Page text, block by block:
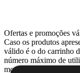
Ofertas e promoções
Caso os produtos
válido é o do carrinho
número máximo de
momento, de acordo